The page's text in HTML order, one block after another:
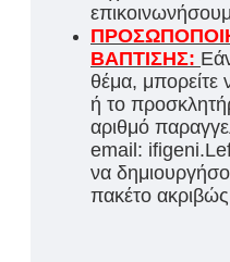
ΒΑΠΤΙΣΗΣ:
θέμα, μπορείτε
ή το
αριθμό
email:
να
πακέτο